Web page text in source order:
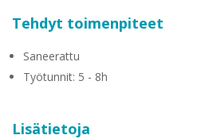
Tehdyt toimenpiteet
Saneerattu
Työtunnit: 5 - 8h
Lisätietoja